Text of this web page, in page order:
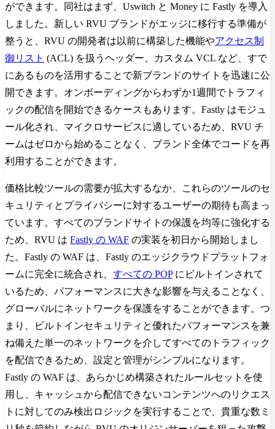
ができます。同社はまず、Uswitch と Money に Fastly を導入
しました。新しい RVU ブランドがエッジに移行する準備が
整うと、RVU の開発者は以前に構築した機能やアクセス制
御リスト (ACL) を扱うヘッダー、カスタム VCL など、すで
にあるものを活用することで新ブランドのサイトを迅速に公
開できます。オンボーディングからわずか1週間でトラフィ
ックの配信を開始できるケースもあります。Fastly はモジュ
ール化され、マイクロサービスに適しているため、RVU チ
ームはゼロから始めることなく、ブランド全体でコードを再
利用することができます。
価格比較ツールの需要が拡大するなか、これらのツールのセ
キュリティとプライバシーに対するユーザーの期待も高まっ
ています。すべてのブランドサイトの保護を均等に強化する
ため、RVU は Fastly の WAF の実装を初日から開始しまし
た。Fastly の WAF は、Fastly のエッジクラウドプラットフォ
ームに完全に統合され、 すべての POPにビルトインされて
いるため、パフォーマンスに大きな影響を与えることなく、
グローバルにネットワークを保護をすることができます。つ
まり、ビルトインセキュリティと優れたパフォーマンスを兼
ね備えた単一のネットワークを介してすべてのトラフィック
を配信できるため、設定と管理がシンプルになります。
Fastly の WAF は、あらかじめ構築されたルールセットを使
用し、キャッシュから配信できないコンテンツへのリクエス
トに対してのみ検出ロジックを実行することで、貴重な数ミ